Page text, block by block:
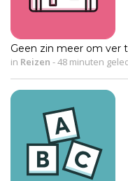
Geen zin meer om ver
in Reizen -48 minuten